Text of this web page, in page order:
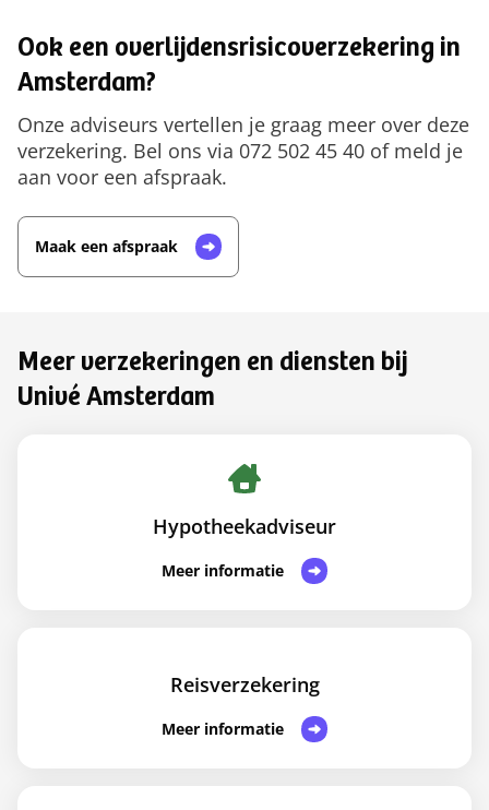
Ook een overlijdensrisicoverzekering in
Amsterdam?
Onze adviseurs vertellen je graag meer over deze
verzekering. Bel ons via 072 502 45 40 of meld je
aan voor een afspraak.
Maak een afspraak
Meer verzekeringen en diensten bij
Univé Amsterdam
Hypotheekadviseur
Meer informatie
Reisverzekering
Meer informatie